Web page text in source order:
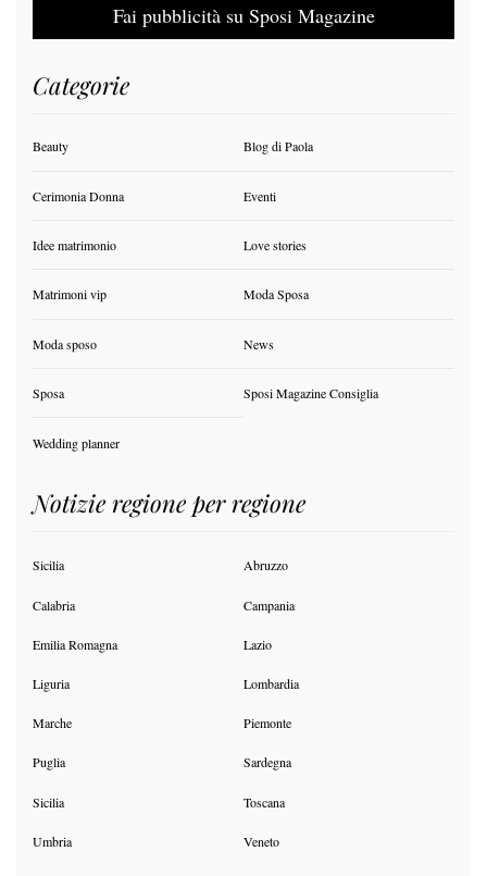
Fai pubblicità su Sposi Magazine
Categorie
Beauty Blog di Paola
Cerimonia Donna Eventi
Idee matrimonio Love stories
Matrimoni vip Moda Sposa
Moda sposo News
Sposa Sposi Magazine Consiglia
Wedding planner
Notizie regione per regione
Sicilia Abruzzo
Calabria Campania
Emilia Romagna Lazio
Liguria Lombardia
Marche Piemonte
Puglia Sardegna
Sicilia Toscana
Umbria Veneto